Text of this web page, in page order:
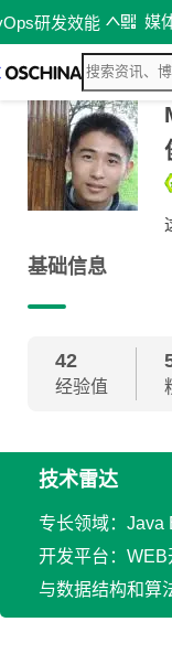
研发效能 媒
基础信息
42
经验值
技术雷达
专长领域：Java
开发平台：
与数据结构和算